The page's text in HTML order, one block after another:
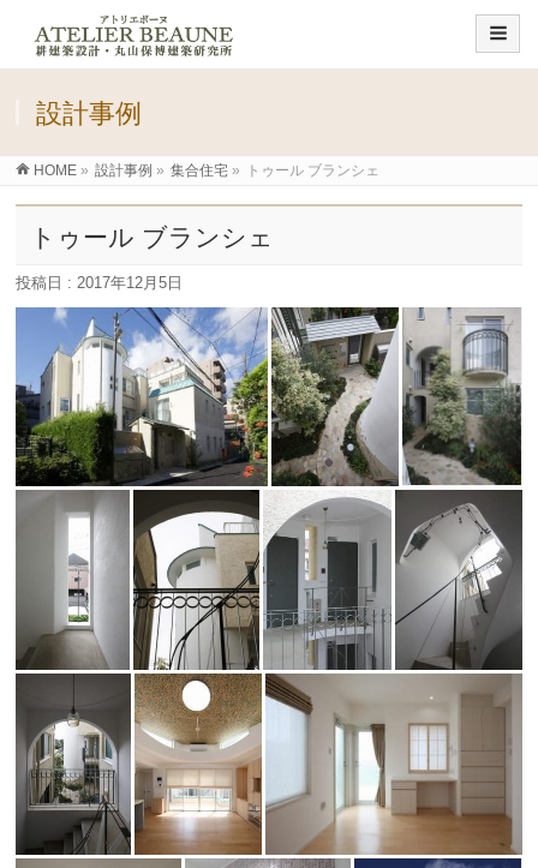
設計事例
HOME » 設計事例 » 集合住宅 » トゥール ブランシェ
トゥール ブランシェ
投稿日 : 2017年12月5日